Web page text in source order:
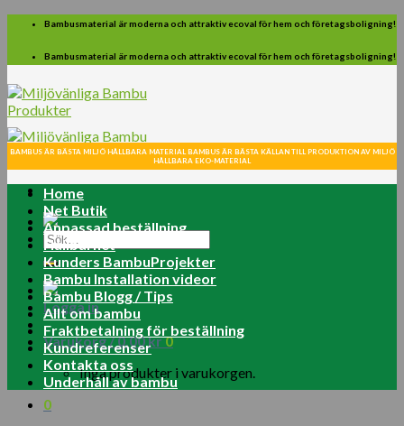
Skip
content
Bambusmaterial är moderna och attraktiv ecoval för hem och företagsboligning!
Bambusmaterial är moderna och attraktiv ecoval för hem och företagsboligning!
Sök
efter:
Logga in
Varukorg /0.00kr0
Inga produkter i varukorgen.
0
BAMBUS ÄR BÄSTA MILJÖ HÅLLBARA MATERIAL BAMBUS ÄR BÄSTA KÄLLAN TILL PRODUKTION AV MILJÖ
HÅLLBARA EKO-MATERIAL
Home
Net Butik
Anpassad beställning
Hållbarhet
Kunders BambuProjekter
Bambu Installation videor
Bambu Blogg / Tips
Allt om bambu
Fraktbetalning för beställning
Kundreferenser
Kontakta oss
Underhåll av bambu